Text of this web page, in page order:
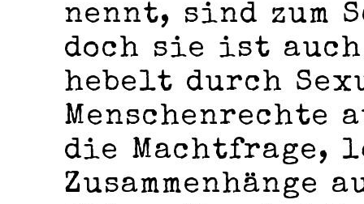
nennt, sind zum
doch sie ist
hebelt durch
die Machtfrage,